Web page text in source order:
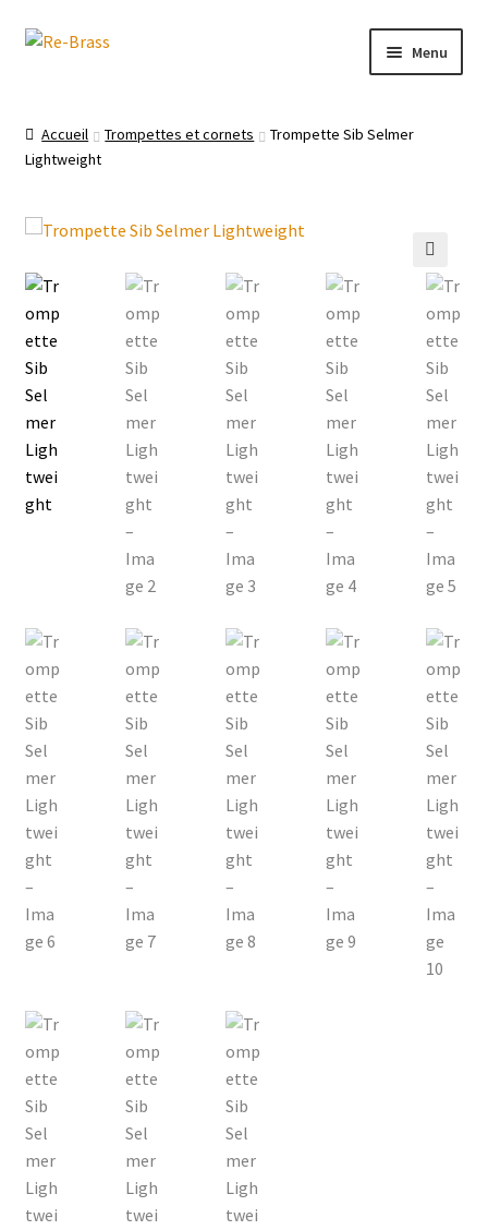
Aller
Aller
Menu
Trombones
Saxophones
3D print
Accueil Trompettes et cornets
Trompette Sib Selmer
Lightweight
🔍